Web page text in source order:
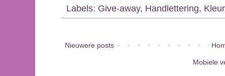
Labels: Give-away, Handlettering,
Nieuwere posts
Mobiele